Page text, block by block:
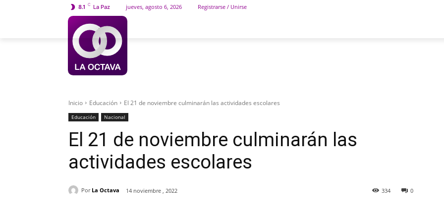
8.1 C La Paz jueves, agosto 6, 2026 Registrarse / Unirse
Inicio Educación El 21 de noviembre culminarán las actividades escolares
Educación Nacional
El 21 de noviembre culminarán las
actividades escolares
Por La Octava 14 noviembre , 2022 0
334